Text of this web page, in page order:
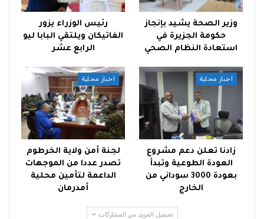
وزير الصحة يشيد بإنجاز
حكومة الجزيرة في
استعادة النظام الصحي
رئيس الوزراء يزور
الفاتيكان ويلتقي البابا ليو
الرابع عشر
اخبار محلية
زادنا تعلن دعم مشروع
العودة الطوعية وتبدأ
بعودة 3000 سوداني من
الخارج
اخبار محلية
لجنة أمن ولاية الخرطوم
تصدر عددا من الموجهات
الداعمة لتأمين محلية
أمدرمان
تحميل المزيد من المشاركات